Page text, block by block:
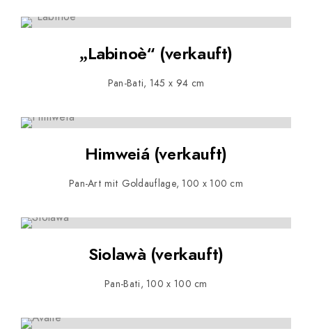
„Labinoè“ (verkauft)
Pan-Bati, 145 x 94 cm
Himweiá (verkauft)
Pan-Art mit Goldauflage, 100 x 100 cm
Siolawà (verkauft)
Pan-Bati, 100 x 100 cm